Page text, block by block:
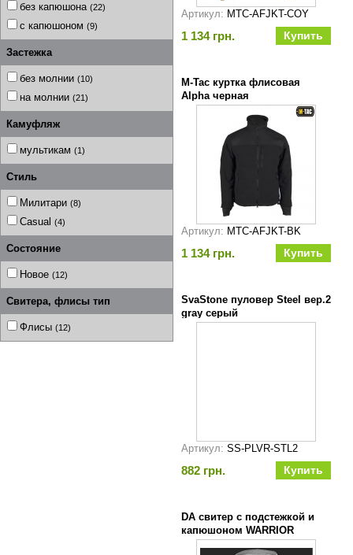
без капюшона (22)
с капюшоном (9)
Застежка
без молнии (10)
на молнии (21)
Камуфляж
мультикам (1)
Стиль
Милитари (8)
Casual (4)
Состояние
Новое (12)
Свитера, флисы тип
Флисы (12)
Артикул: MTC-AFJKT-COY
1 134 грн.
M-Tac куртка флисовая
Alpha черная
Артикул: MTC-AFJKT-BK
1 134 грн.
SvaStone пуловер Steel вер.2
gray серый
Артикул: SS-PLVR-STL2
882 грн.
DA свитер с подстежкой и
капюшоном WARRIOR
черный